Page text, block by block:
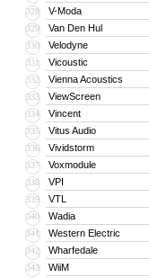
328 V-Moda
329 Van Den Hul
330 Velodyne
331 Vicoustic
332 Vienna Acoustics
333 ViewScreen
334 Vincent
335 Vitus Audio
336 Vividstorm
337 Voxmodule
338 VPI
339 VTL
340 Wadia
341 Western Electric
342 Wharfedale
343 WiiM